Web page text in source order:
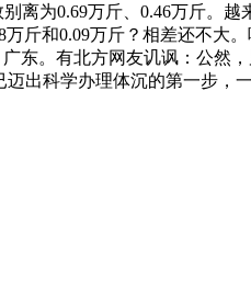
为0.69万斤、0.46万斤。
斤和0.09万斤？相差还不
。有北方网友讥讽：公然
出科学办理体沉的第一步，